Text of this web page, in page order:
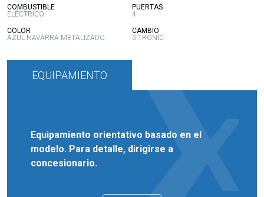
COMBUSTIBLE:
ELÉCTRICO
PUERTAS:
4
COLOR
AZUL NAVARRA METALIZADO
CAMBIO
S TRONIC
EQUIPAMIENTO
Equipamiento orientativo basado en el
modelo. Para detalle, dirigirse a
concesionario.